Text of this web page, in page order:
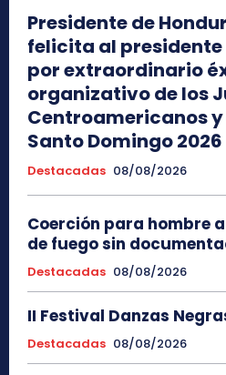
Presidente de
felicita al presidente
por extraordinario
organizativo de los
Centroamericanos
Santo Domingo 2026
Destacadas 08/08/2026
Coerción para hombre
de fuego sin
Destacadas 08/08/2026
II Festival Danzas
Destacadas 08/08/2026